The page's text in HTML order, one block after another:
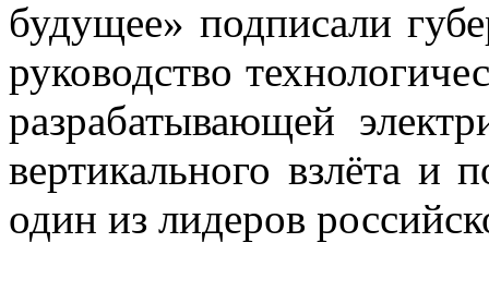
будущее» подписали
руководство
разрабатывающей
вертикального взлёта и
один из лидеров